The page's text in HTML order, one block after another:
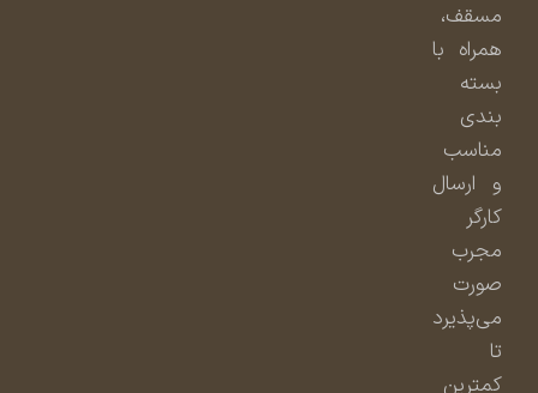
مسقف،
همراه با
بسته
بندی
مناسب
و ارسال
مجرب
صورت
می‌پذیرد
کمترین